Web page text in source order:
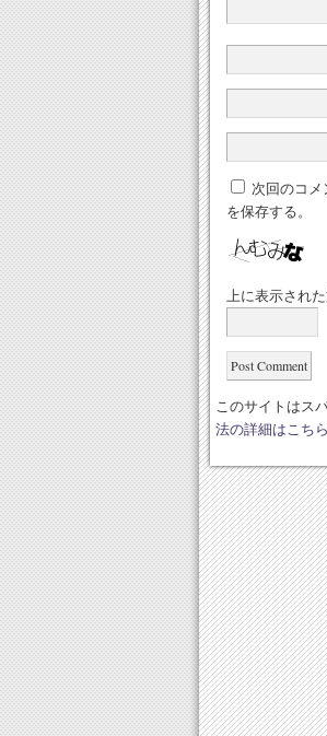
次回のコ
を保存する。
上に表示され
このサイトはス
法の詳細はこち